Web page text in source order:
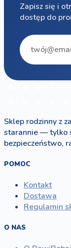
Zapisz się i
dostęp do
Sklep rodzinny z
starannie — tylko
bezpieczeństwo,
POMOC
Kontakt
Dostawa
Regulamin
O NAS